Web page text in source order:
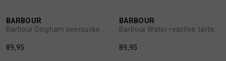
MUTSEN
SJAALS
1/2
BARBOUR
89,95
1/2
BARBOUR
89,95